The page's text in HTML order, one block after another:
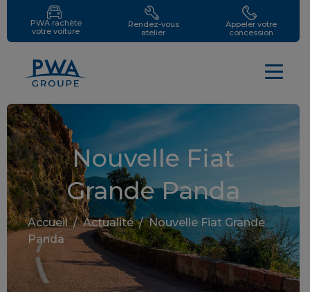
PWA rachète
votre voiture
Rendez-vous
atelier
Appeler votre
concession
Nouvelle Fiat
Grande Panda
Accueil/Actualité/Nouvelle Fiat Grande
Panda